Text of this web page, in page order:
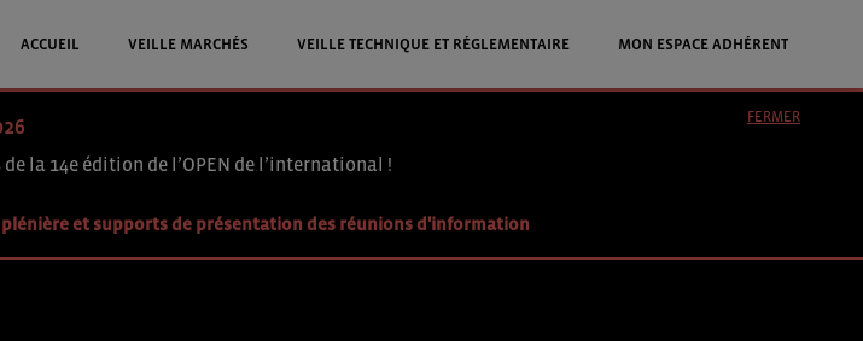
ACCUEIL VEILLE MARCHÉS VEILLE TECHNIQUE ET RÉGLEMENTAIRE MON ESPACE ADHÉRENT
la 14e édition de l’OPEN de l’international !
plénière et supports de présentation des réunions d'information
FERMER